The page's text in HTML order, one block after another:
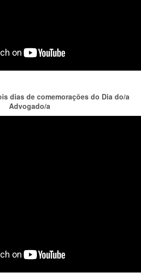
dias de comemorações do Dia do/a
Advogado/a